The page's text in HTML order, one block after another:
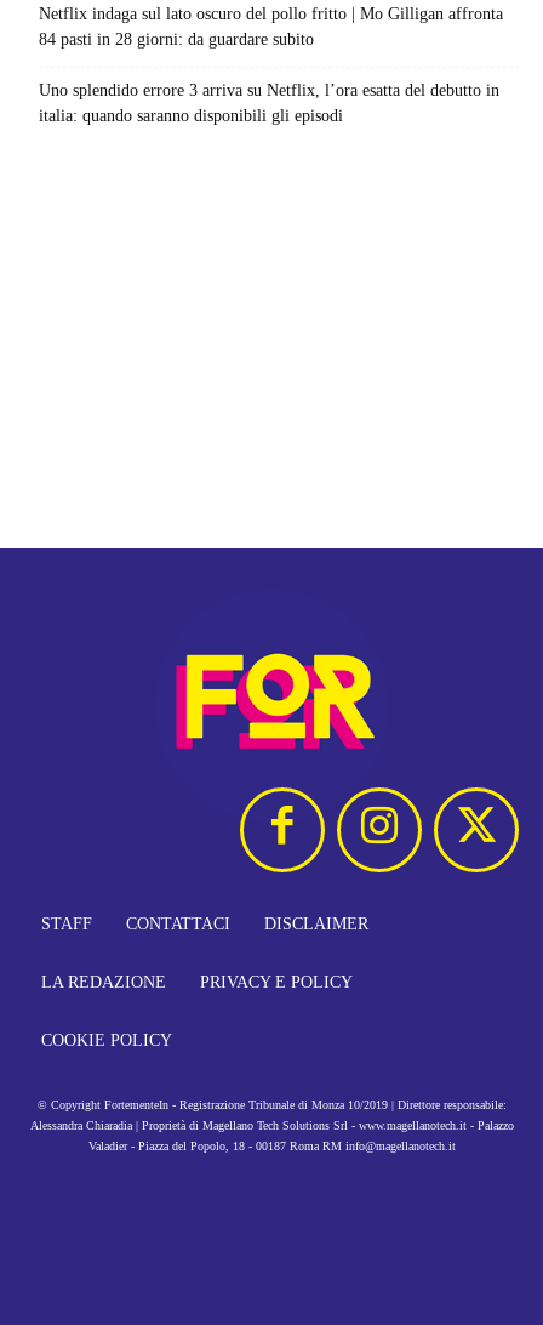
Netflix indaga sul lato oscuro del pollo fritto | Mo Gilligan affronta
84 pasti in 28 giorni: da guardare subito
Uno splendido errore 3 arriva su Netflix, l’ora esatta del debutto in
italia: quando saranno disponibili gli episodi
STAFF CONTATTACI DISCLAIMER
LA REDAZIONE PRIVACY E POLICY
COOKIE POLICY
© Copyright FortementeIn - Registrazione Tribunale di Monza 10/2019 | Direttore responsabile:
Alessandra Chiaradia | Proprietà di Magellano Tech Solutions Srl - www.magellanotech.it - Palazzo
Valadier - Piazza del Popolo, 18 - 00187 Roma RM info@magellanotech.it